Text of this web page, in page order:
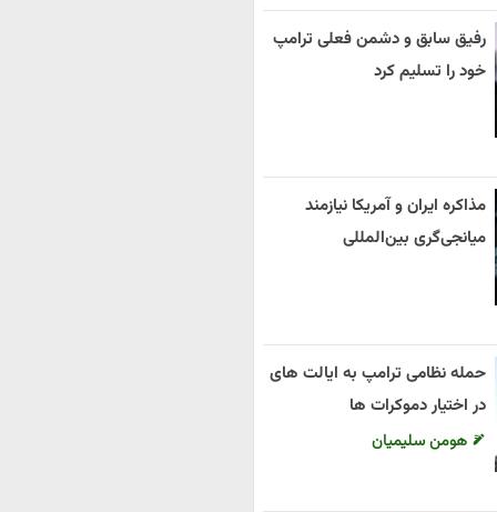
رفیق سابق و دشمن فعلی ترامپ
خود را تسلیم کرد
مذاکره ایران و آمریکا نیازمند
میانجی‌گری بین‌المللی
حمله نظامی ترامپ به ایالت های
در اختیار دموکرات ها
هومن سلیمیان